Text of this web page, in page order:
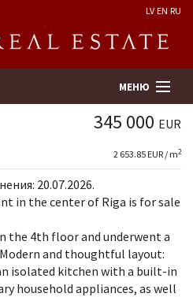
LV EN RU
МЕНЮ
345 000 EUR
2 653.85 EUR / m2
20.07.2026.
in the center of Riga is for sale
the 4th floor and underwent a
and thoughtful layout:
isolated kitchen with a built-in
household appliances, as well